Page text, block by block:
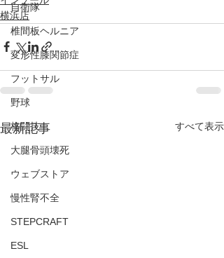
自衛隊
椎間板ヘルニア
変形性膝関節症
フットサル
野球
格闘技
大腿骨頭壊死
ウェブストア
慢性腎不全
STEPCRAFT
ESL
横浜店
最新記事 すべて表示